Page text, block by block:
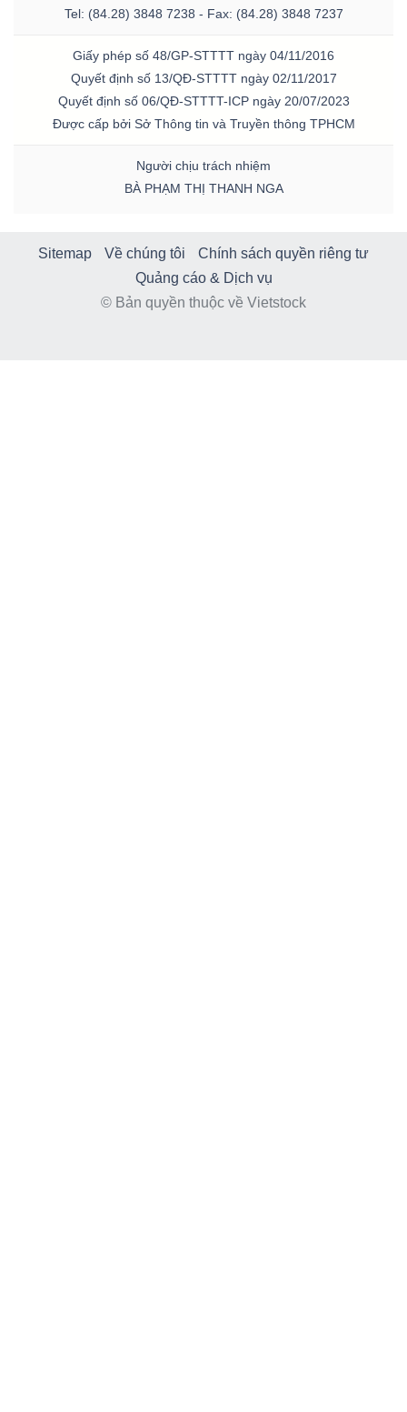
Tel: (84.28) 3848 7238 - Fax: (84.28) 3848 7237
Giấy phép số 48/GP-STTTT ngày 04/11/2016
Quyết định số 13/QĐ-STTTT ngày 02/11/2017
Quyết định số 06/QĐ-STTTT-ICP ngày 20/07/2023
Được cấp bởi Sở Thông tin và Truyền thông TPHCM
Người chịu trách nhiệm
BÀ PHẠM THỊ THANH NGA
Sitemap Về chúng tôi
Chính sách quyền riêng tư
Quảng cáo & Dịch vụ
© Bản quyền thuộc về Vietstock